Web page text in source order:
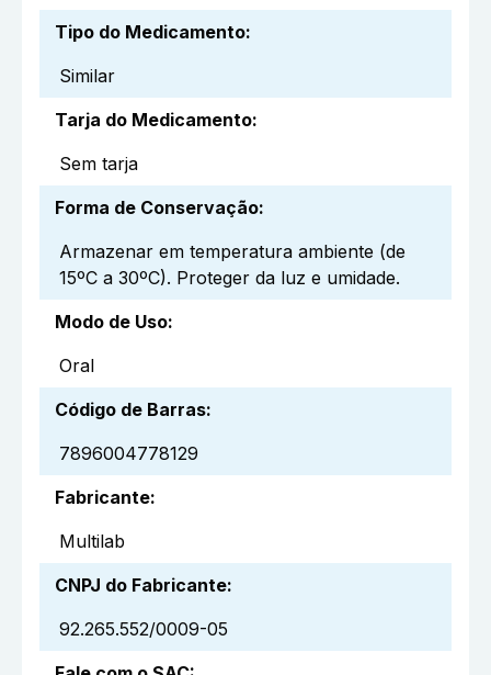
Tipo do Medicamento:
Similar
Tarja do Medicamento:
Sem tarja
Forma de Conservação:
Armazenar em temperatura ambiente (de
15ºC a 30ºC). Proteger da luz e umidade.
Modo de Uso:
Oral
Código de Barras:
7896004778129
Fabricante:
Multilab
CNPJ do Fabricante:
92.265.552/0009-05